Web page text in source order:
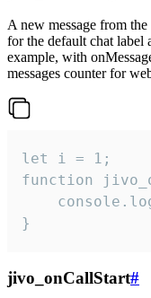
A new message from
for the default chat label
example, with
messages counter for
let i = 1;
function
}
jivo_onCallStart#